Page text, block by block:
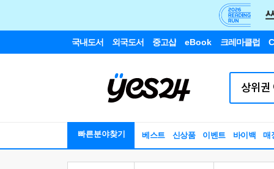
국내도서 외국도서 중고샵 eBook 크레마클럽
빠른분야찾기 베스트 신상품 이벤트 바이백 매